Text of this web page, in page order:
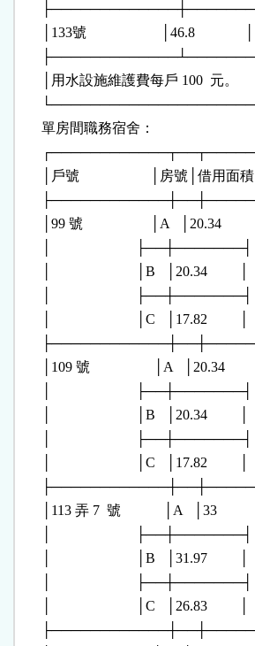
      │133號                     │46.8              │
│用水設施維護費每戶 100  元。
      單房間職務宿舍：
│戶號                    │房號│借用面
      │99 號                   │A   │20.34         │
      │                        ├──┼───────┤
      │                        │B   │20.34         │
      │                        ├──┼───────┤
      │                        │C   │17.82         │
│109 號                  │A   │20.34
      │                        ├──┼───────┤
      │                        │B   │20.34         │
      │                        ├──┼───────┤
      │                        │C   │17.82         │
│113 弄 7  號            │A   │33
      │                        ├──┼───────┤
      │                        │B   │31.97         │
      │                        ├──┼───────┤
      │                        │C   │26.83         │